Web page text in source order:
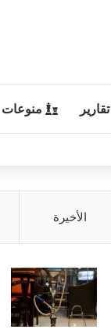
تقارير منوعات
الأخيرة